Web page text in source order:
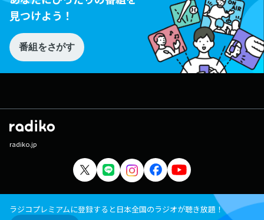
見つけよう！
番組をさがす
radiko.jp
ラジコプレミアムに登録すると日本全国のラジオが聴き放題！